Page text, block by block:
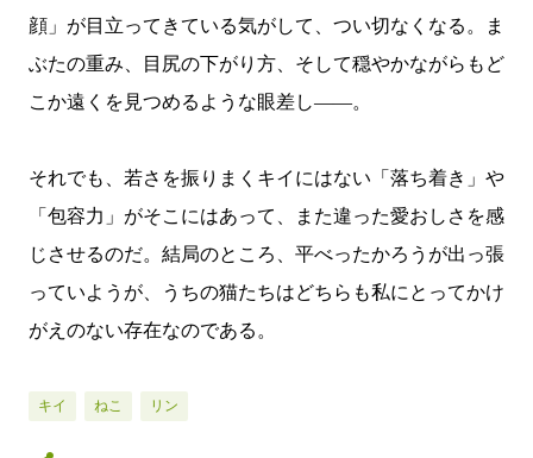
顔」が目立ってきている気がして、つい切なくなる。ま
ぶたの重み、目尻の下がり方、そして穏やかながらもど
こか遠くを見つめるような眼差し――。
それでも、若さを振りまくキイにはない「落ち着き」や
「包容力」がそこにはあって、また違った愛おしさを感
じさせるのだ。結局のところ、平べったかろうが出っ張
っていようが、うちの猫たちはどちらも私にとってかけ
がえのない存在なのである。
キイ ねこ リン